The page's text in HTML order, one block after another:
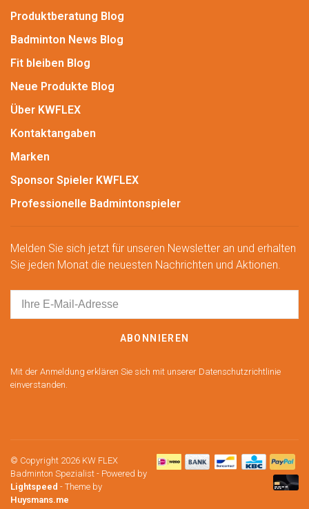
Produktberatung Blog
Badminton News Blog
Fit bleiben Blog
Neue Produkte Blog
Über KWFLEX
Kontaktangaben
Marken
Sponsor Spieler KWFLEX
Professionelle Badmintonspieler
Melden Sie sich jetzt für unseren Newsletter an und erhalten
Sie jeden Monat die neuesten Nachrichten und Aktionen.
ABONNIEREN
Mit der Anmeldung erklären Sie sich mit unserer Datenschutzrichtlinie
einverstanden.
© Copyright 2026 KW FLEX
Badminton Spezialist - Powered by
Lightspeed - Theme by
Huysmans.me